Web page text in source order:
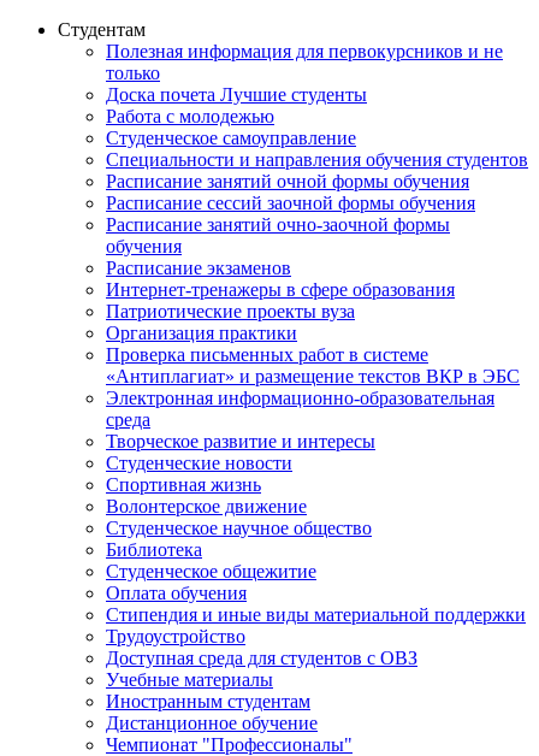
Студентам
Полезная информация для первокурсников и не
только
Доска почета Лучшие студенты
Работа с молодежью
Студенческое самоуправление
Специальности и направления обучения студентов
Расписание занятий очной формы обучения
Расписание сессий заочной формы обучения
Расписание занятий очно-заочной формы
обучения
Расписание экзаменов
Интернет-тренажеры в сфере образования
Патриотические проекты вуза
Организация практики
Проверка письменных работ в системе
«Антиплагиат» и размещение текстов ВКР в ЭБС
Электронная информационно-образовательная
среда
Творческое развитие и интересы
Студенческие новости
Спортивная жизнь
Волонтерское движение
Студенческое научное общество
Библиотека
Студенческое общежитие
Оплата обучения
Стипендия и иные виды материальной поддержки
Трудоустройство
Доступная среда для студентов с ОВЗ
Учебные материалы
Иностранным студентам
Дистанционное обучение
Чемпионат "Профессионалы"